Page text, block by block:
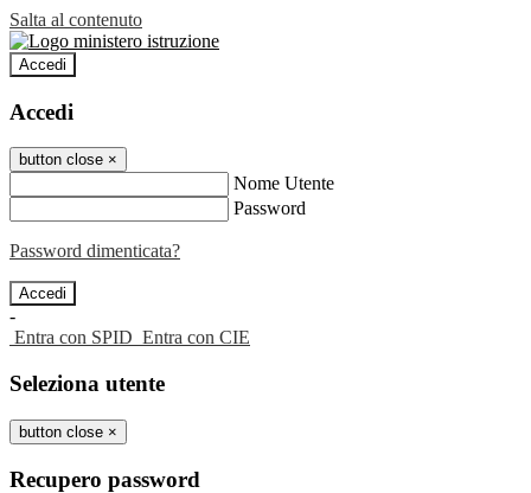
Salta al contenuto
Accedi
Accedi
button close ×
Nome Utente
Password
Password dimenticata?
-
Entra con SPID Entra con CIE
Seleziona utente
button close ×
Recupero password